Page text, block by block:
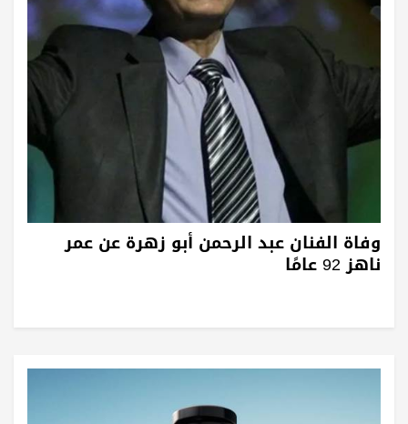
وفاة الفنان عبد الرحمن أبو زهرة عن عمر
ناهز 92 عامًا